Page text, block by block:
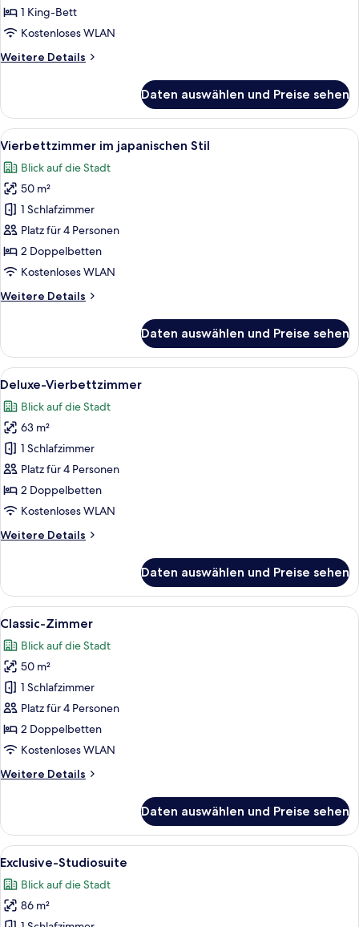
1 King-Bett
Kostenloses WLAN
Weitere Details
Weitere
Doppelzimmer
Daten auswählen und Preise sehen
Alle
Fotos
für
Vierbettzimmer
im
japanischen
Stil
anzeigen
Ein modernes Hotelzimmer mit zwei
6
Vierbettzimmer im japanischen Stil
Blick auf die Stadt
50 m²
1 Schlafzimmer
Platz für 4 Personen
2 Doppelbetten
Kostenloses WLAN
Weitere Details
Weitere
im
japanischen
Stil
Daten auswählen und Preise sehen
Alle
Fotos
für
Deluxe-
Vierbettzimmer
anzeigen
Ein modernes Hotelzimmer mit
7
Deluxe-Vierbettzimmer
Blick auf die Stadt
63 m²
1 Schlafzimmer
Platz für 4 Personen
2 Doppelbetten
Kostenloses WLAN
Weitere Details
Weitere
Vierbettzimmer
Daten auswählen und Preise sehen
Alle
Fotos
für
Classic-
Zimmer
anzeigen
Ein Hotelzimmer mit zwei Betten,
5
Classic-Zimmer
Blick auf die Stadt
50 m²
1 Schlafzimmer
Platz für 4 Personen
2 Doppelbetten
Kostenloses WLAN
Weitere Details
Weitere
Zimmer
Daten auswählen und Preise sehen
Alle
Fotos
für
Exclusive-
Ein modernes Hotelzimmer mit
5
Exclusive-Studiosuite
Blick auf die Stadt
86 m²